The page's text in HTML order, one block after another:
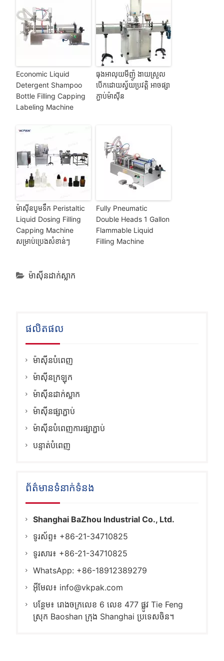
Economic Liquid
Detergent Shampoo
Bottle Filling Capping
Labeling Machine
ធុងអាលុយមីញ៉ូ ងាយស្រួល
បើកដោយស្វ័យប្រវត្តិ អាចផ្សា
ភ្ជាប់ម៉ាស៊ីន
ម៉ាស៊ីនបូមទឹក Peristaltic
Liquid Dosing Filling
Capping Machine
សម្រាប់ប្រេងសំខាន់ៗ
Fully Pneumatic
Double Heads 1 Gallon
Flammable Liquid
Filling Machine
ម៉ាស៊ីនដាក់ស្លាក
ផលិតផល
ម៉ាស៊ីនបំពេញ
ម៉ាស៊ីនក្រឡុក
ម៉ាស៊ីនដាក់ស្លាក
ម៉ាស៊ីនផ្សាភ្ជាប់
ម៉ាស៊ីនបំពេញការផ្សាភ្ជាប់
បន្ទាត់បំពេញ
ព័ត៌មានទំនាក់ទំនង
Shanghai BaZhou Industrial Co., Ltd.
ទូរស័ព្ទ៖ +86-21-34710825
ទូរសារ៖ +86-21-34710825
WhatsApp: +86-18912389279
អ៊ីមែល៖ info@vkpak.com
បន្ថែម៖ រោងចក្រលេខ 6 លេខ 477 ផ្លូវ Tie Feng
ស្រុក Baoshan ក្រុង Shanghai ប្រទេសចិន។